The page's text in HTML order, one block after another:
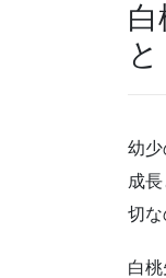
と
幼少
成
切な
白